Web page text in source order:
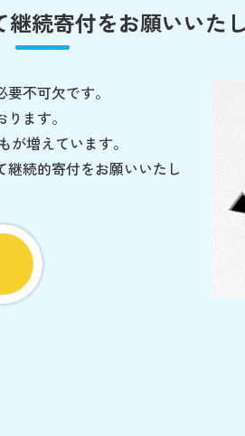
継続寄付をお願いいた
不可欠です。
ます。
増えています。
続的寄付をお願いいたし